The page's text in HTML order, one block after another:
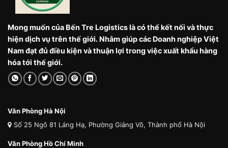
Mong muốn của Bến Tre Logistics là có thể kết nối và thực
hiện dịch vụ trên thế giới. Nhằm giúp các Doanh nghiệp Việt
Nam đạt đủ điều kiện và thuận lợi trong việc xuất khẩu hàng
hóa tới thế giới.
Văn Phòng Hà Nội
Số 25 Ngõ 81 Láng Hạ, Phường Giảng Võ, Thành phố Hà Nội
Văn Phòng Hồ Chí Minh